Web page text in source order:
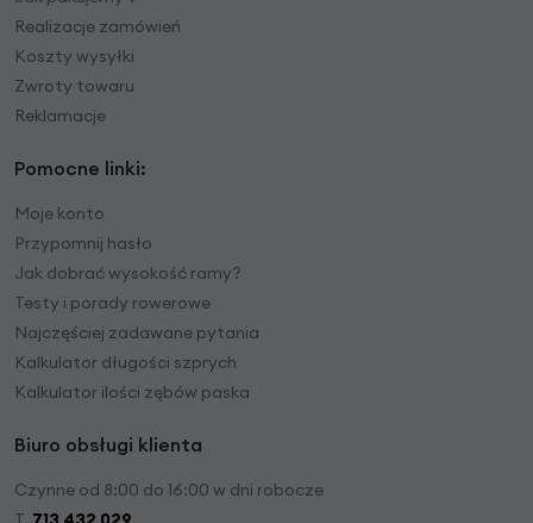
Realizacje zamówień
Koszty wysyłki
Zwroty towaru
Reklamacje
Pomocne linki:
Moje konto
Przypomnij hasło
Jak dobrać wysokość ramy?
Testy i porady rowerowe
Najczęściej zadawane pytania
Kalkulator długości szprych
Kalkulator ilości zębów paska
Biuro obsługi klienta
Czynne od 8:00 do 16:00 w dni robocze